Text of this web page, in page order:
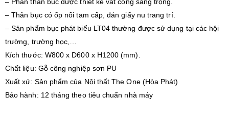
– Phần thân bục được thiết kế vát cong sang trọng.
– Thân bục có ốp nổi tam cấp, dán giấy nu trang trí.
– Sản phẩm bục phát biểu LT04 thường được sử dụng tại các hội
trường, trường học,…
Kích thước: W800 x D600 x H1200 (mm).
Chất liệu: Gỗ công nghiệp sơn PU
Xuất xứ: Sản phẩm của Nội thất The One (Hòa Phát)
Bảo hành: 12 tháng theo tiêu chuẩn nhà máy